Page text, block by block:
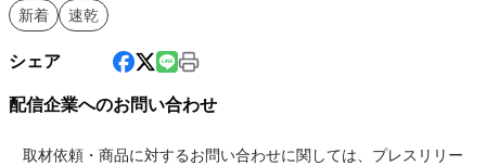
新着
速乾
シェア
配信企業へのお問い合わせ
取材依頼・商品に対するお問い合わせに関しては、プレスリリー